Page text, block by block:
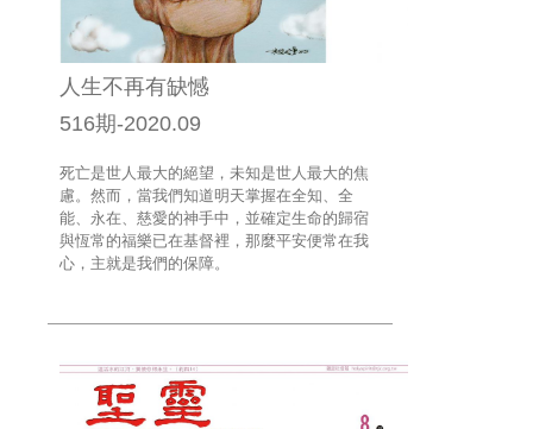
人生不再有缺憾
516期-2020.09
死亡是世人最大的絕望，未知是世人最大的焦
慮。然而，當我們知道明天掌握在全知、全
能、永在、慈愛的神手中，並確定生命的歸宿
與恆常的福樂已在基督裡，那麼平安便常在我
心，主就是我們的保障。